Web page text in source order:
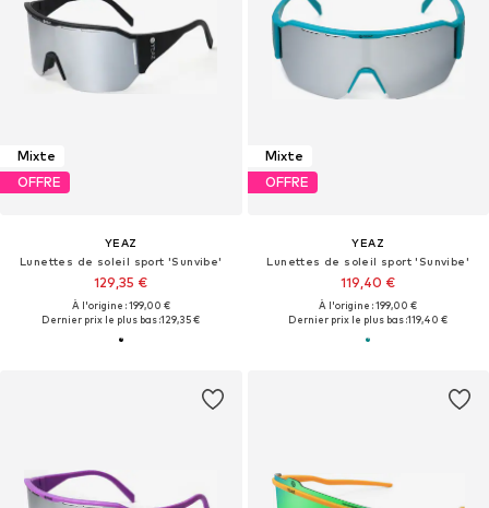
Mixte
OFFRE
YEAZ
Lunettes de soleil sport 'Sunvibe'
129,35 €
À l'origine : 199,00 €
Dernier prix le plus bas :129,35 €
Mixte
OFFRE
YEAZ
Lunettes de soleil sport 'Sunvibe'
119,40 €
À l'origine : 199,00 €
Dernier prix le plus bas :119,40 €